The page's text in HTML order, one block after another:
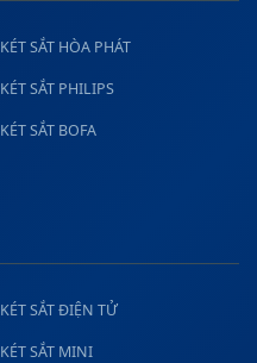
KÉT SẮT HÒA PHÁT
KÉT SẮT PHILIPS
KÉT SẮT BOFA
KÉT SẮT ĐIỆN TỬ
KÉT SẮT MINI